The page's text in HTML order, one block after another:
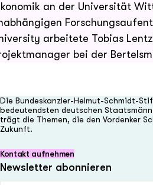
an der Universität
arbeitete Tobias
bei der
2024 war er als
Globale Märkte
Die Bundeskanzler-Helmut-Schmidt-
bedeutendsten deutschen
trägt die Themen, die den Vordenker
Zukunft.
Kontakt aufnehmen
Newsletter abonnieren